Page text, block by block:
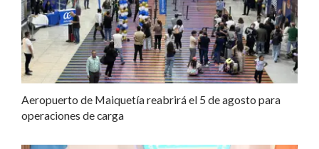
Aeropuerto de Maiquetía reabrirá el 5 de agosto para
operaciones de carga